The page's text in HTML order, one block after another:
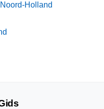
Holland